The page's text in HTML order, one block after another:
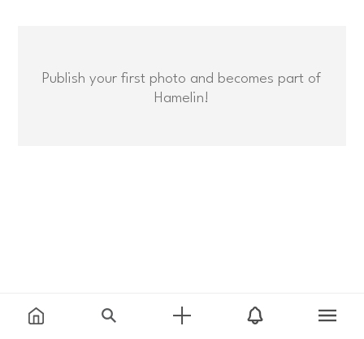
Publish your first photo and becomes part of
Hamelin!